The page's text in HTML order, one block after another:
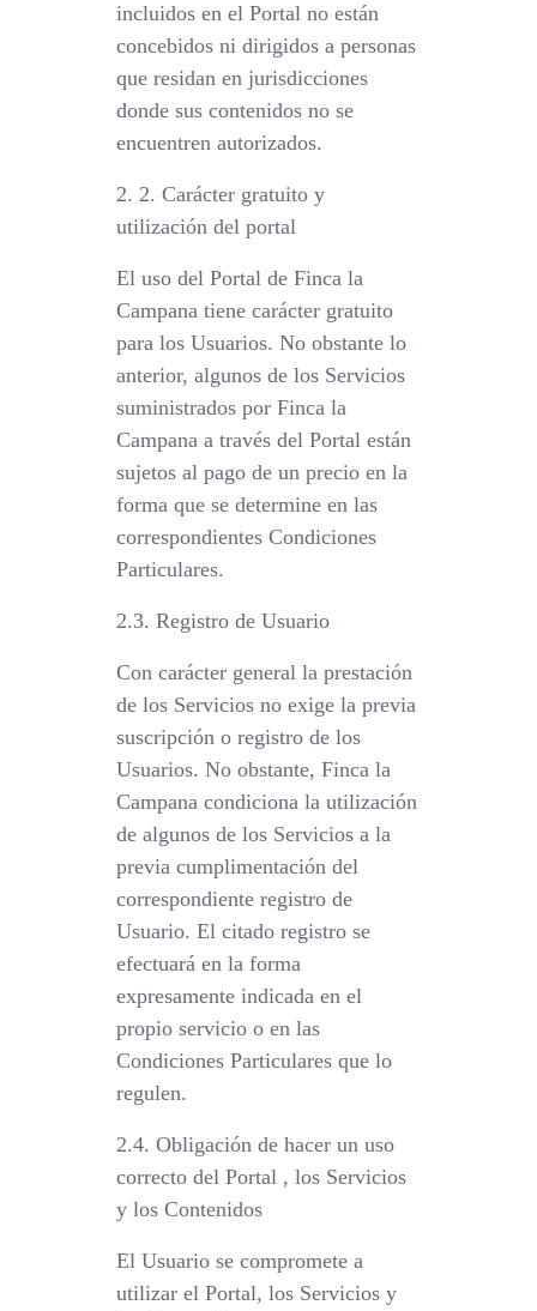
incluidos en el Portal no están
concebidos ni dirigidos a personas
que residan en jurisdicciones
donde sus contenidos no se
encuentren autorizados.
2. 2. Carácter gratuito y
utilización del portal
El uso del Portal de Finca la
Campana tiene carácter gratuito
para los Usuarios. No obstante lo
anterior, algunos de los Servicios
suministrados por Finca la
Campana a través del Portal están
sujetos al pago de un precio en la
forma que se determine en las
correspondientes Condiciones
Particulares.
2.3. Registro de Usuario
Con carácter general la prestación
de los Servicios no exige la previa
suscripción o registro de los
Usuarios. No obstante, Finca la
Campana condiciona la utilización
de algunos de los Servicios a la
previa cumplimentación del
correspondiente registro de
Usuario. El citado registro se
efectuará en la forma
expresamente indicada en el
propio servicio o en las
Condiciones Particulares que lo
regulen.
2.4. Obligación de hacer un uso
correcto del Portal , los Servicios
y los Contenidos
El Usuario se compromete a
utilizar el Portal, los Servicios y